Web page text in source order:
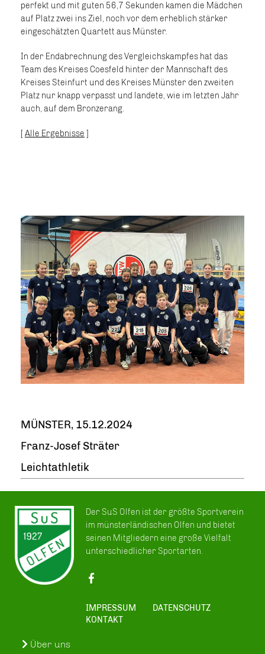
perfekt und mit guten 56,7 Sekunden kamen die Mädchen
auf Platz zwei ins Ziel, noch vor dem erheblich stärker
eingeschätzten Quartett aus Münster.
In der Endabrechnung des Vergleichskampfes hat das
Team des Kreises Coesfeld hinter der Mannschaft des
Kreises Steinfurt und des Kreises Münster den zweiten
Platz nur knapp verpasst und landete, wie im letzten Jahr
auch, auf dem Bronzerang.
[Alle Ergebnisse ]
MÜNSTER, 15.12.2024
Franz-Josef Sträter
Leichtathletik
Der SuS Olfen ist der größte Sportverein
im münsterländischen Olfen und bietet
seinen Mitgliedern eine große Vielfalt
unterschiedlicher Sportarten.
IMPRESSUM
DATENSCHUTZ
KONTAKT
Über uns